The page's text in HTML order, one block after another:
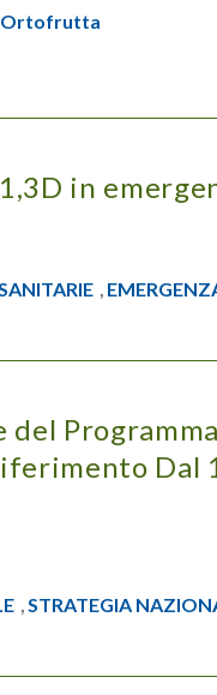
Ortofrutta
in
,
del
Dal
,STRATEGIA